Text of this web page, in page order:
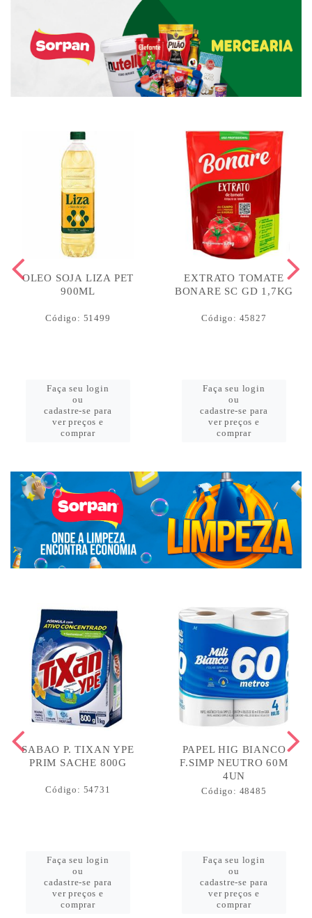
OLEO SOJA LIZA PET
900ML
Código: 51499
Faça seu login
ou
cadastre-se para
ver preços e
comprar
EXTRATO TOMATE
BONARE SC GD 1,7KG
Código: 45827
Faça seu login
ou
cadastre-se para
ver preços e
comprar
SABAO P. TIXAN YPE
PRIM SACHE 800G
Código: 54731
Faça seu login
ou
cadastre-se para
ver preços e
comprar
PAPEL HIG BIANCO
F.SIMP NEUTRO 60M
4UN
Código: 48485
Faça seu login
ou
cadastre-se para
ver preços e
comprar